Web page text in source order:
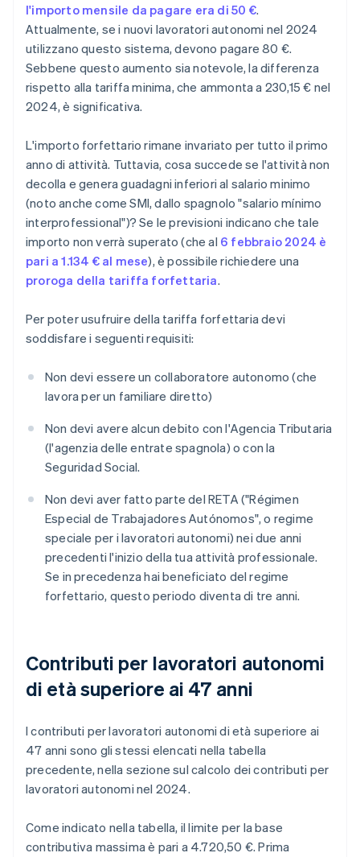
l'importo mensile da pagare era di 50 €.
Attualmente, se i nuovi lavoratori autonomi nel 2024
utilizzano questo sistema, devono pagare 80 €.
Sebbene questo aumento sia notevole, la differenza
rispetto alla tariffa minima, che ammonta a 230,15 € nel
2024, è significativa.
L'importo forfettario rimane invariato per tutto il primo
anno di attività. Tuttavia, cosa succede se l'attività non
decolla e genera guadagni inferiori al salario minimo
(noto anche come SMI, dallo spagnolo "salario mínimo
interprofessional")? Se le previsioni indicano che tale
importo non verrà superato (che al 6 febbraio 2024 è
pari a 1.134 € al mese), è possibile richiedere una
proroga della tariffa forfettaria.
Per poter usufruire della tariffa forfettaria devi
soddisfare i seguenti requisiti:
Non devi essere un collaboratore autonomo (che
lavora per un familiare diretto)
Non devi avere alcun debito con l'Agencia Tributaria
(l'agenzia delle entrate spagnola) o con la
Seguridad Social.
Non devi aver fatto parte del RETA ("Régimen
Especial de Trabajadores Autónomos", o regime
speciale per i lavoratori autonomi) nei due anni
precedenti l'inizio della tua attività professionale.
Se in precedenza hai beneficiato del regime
forfettario, questo periodo diventa di tre anni.
Contributi per lavoratori autonomi
di età superiore ai 47 anni
I contributi per lavoratori autonomi di età superiore ai
47 anni sono gli stessi elencati nella tabella
precedente, nella sezione sul calcolo dei contributi per
lavoratori autonomi nel 2024.
Come indicato nella tabella, il limite per la base
contributiva massima è pari a 4.720,50 €. Prima